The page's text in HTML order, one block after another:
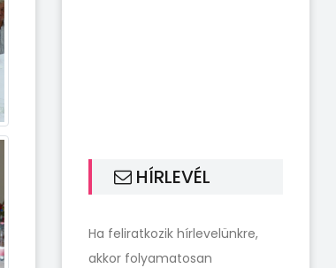
HÍRLEVÉL
Ha feliratkozik hírlevelünkre,
akkor folyamatosan